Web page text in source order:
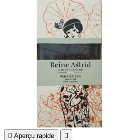
 Aperçu rapide 